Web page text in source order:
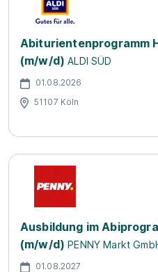
Abiturientenprogramm
(m/w/d) ALDI SÜD
01.08.2026
51107 Köln
Ausbildung im
(m/w/d) PENNY Markt
01.08.2027